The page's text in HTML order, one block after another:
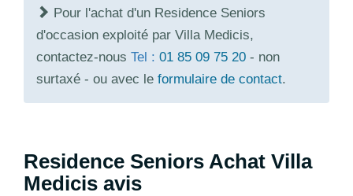
Pour l'achat d'un Residence Seniors
d'occasion exploité par Villa Medicis,
contactez-nous Tel : 01 85 09 75 20 - non
surtaxé - ou avec le formulaire de contact.
Residence Seniors Achat Villa
Medicis avis